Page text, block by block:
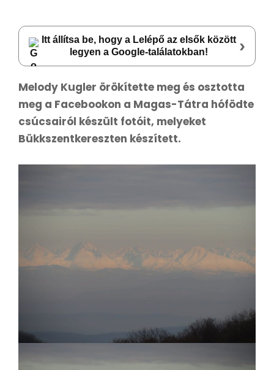
Itt állítsa be, hogy a Lelépő az elsők között
legyen a Google-találatokban!
›
Melody Kugler örökítette meg és osztotta
meg a Facebookon a Magas-Tátra hófödte
csúcsairól készült fotóit, melyeket
Bükkszentkereszten készített.